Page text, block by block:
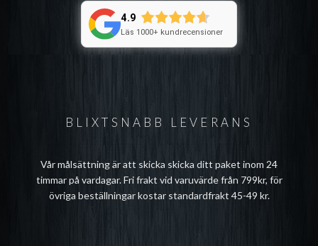
BLIXTSNABB LEVERANS
Vår målsättning är att skicka skicka ditt paket inom 24
timmar på vardagar. Fri frakt vid varuvärde från 799kr, för
övriga beställningar kostar standardfrakt 45-49 kr.
4.9
Läs 1000+ kundrecensioner